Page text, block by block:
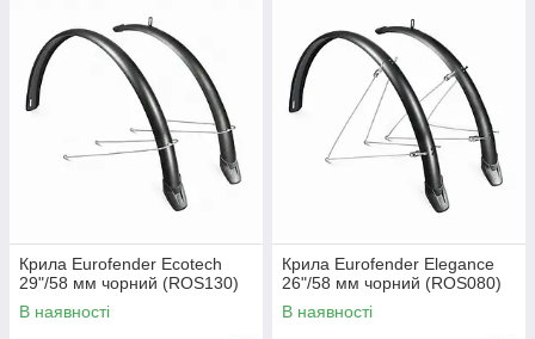
Крила Eurofender Ecotech
29"/58 мм чорний (ROS130)
В наявності
Крила Eurofender Elegance
26"/58 мм чорний (ROS080)
В наявності